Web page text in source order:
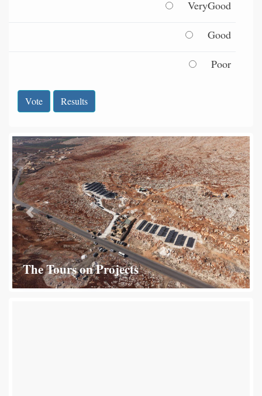
VeryGood
Good
Poor
Vote Results
Next
The Tours on Projects